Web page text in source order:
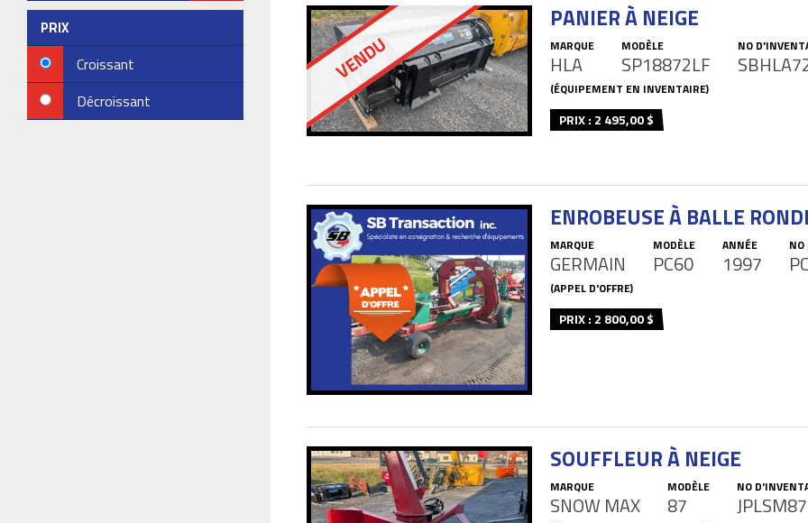
PRIX
Croissant
Décroissant
VENDU
PANIER À NEIGE
MARQUE
HLA
MODÈLE
SP18872LF
NO
(ÉQUIPEMENT EN INVENTAIRE)
PRIX : 2 495,00 $
ENROBEUSE À BALLE
MARQUE
GERMAIN
MODÈLE
PC60
ANNÉE
1997
(APPEL D'OFFRE)
PRIX : 2 800,00 $
SOUFFLEUR À NEIGE
MARQUE
SNOW MAX
MODÈLE
87
NO
JPLSM87